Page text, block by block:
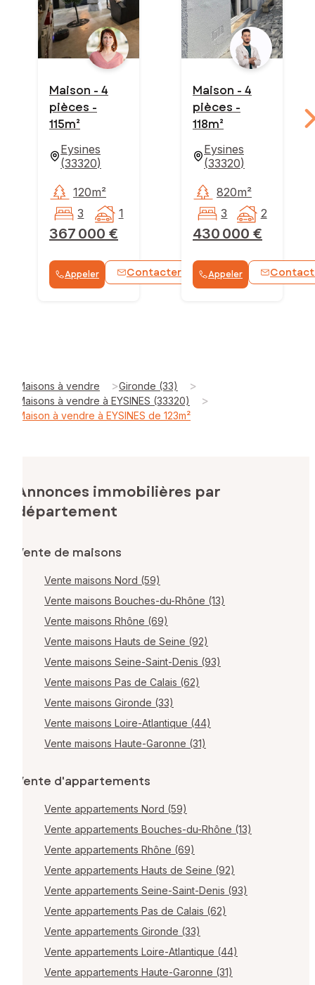
Maison - 4
pièces -
115m²
Eysines
(33320)
367 000 €
120m²
3
1
Appeler Contacter WhatsApp
Maison - 4
pièces -
118m²
Eysines
(33320)
430 000 €
820m²
3
2
Appeler
Maisons à vendre >Gironde (33) >
Maisons à vendre à EYSINES (33320) >
Maison à vendre à EYSINES de 123m²
Annonces immobilières par
département
Vente de maisons
Vente maisons Nord (59)
Vente maisons Bouches-du-Rhône (13)
Vente maisons Rhône (69)
Vente maisons Hauts de Seine (92)
Vente maisons Seine-Saint-Denis (93)
Vente maisons Pas de Calais (62)
Vente maisons Gironde (33)
Vente maisons Loire-Atlantique (44)
Vente maisons Haute-Garonne (31)
Vente d'appartements
Vente appartements Nord (59)
Vente appartements Bouches-du-Rhône (13)
Vente appartements Rhône (69)
Vente appartements Hauts de Seine (92)
Vente appartements Seine-Saint-Denis (93)
Vente appartements Pas de Calais (62)
Vente appartements Gironde (33)
Vente appartements Loire-Atlantique (44)
Vente appartements Haute-Garonne (31)